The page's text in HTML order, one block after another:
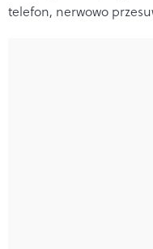
telefon, nerwowo